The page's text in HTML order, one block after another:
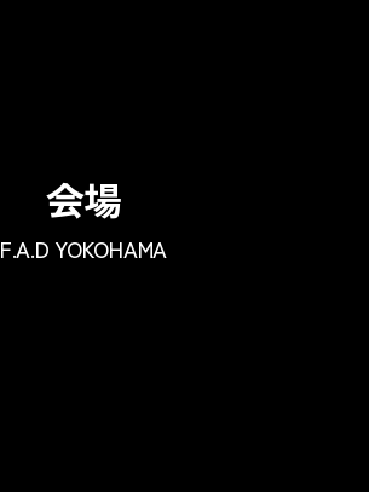
会場
F.A.D YOKOHAMA